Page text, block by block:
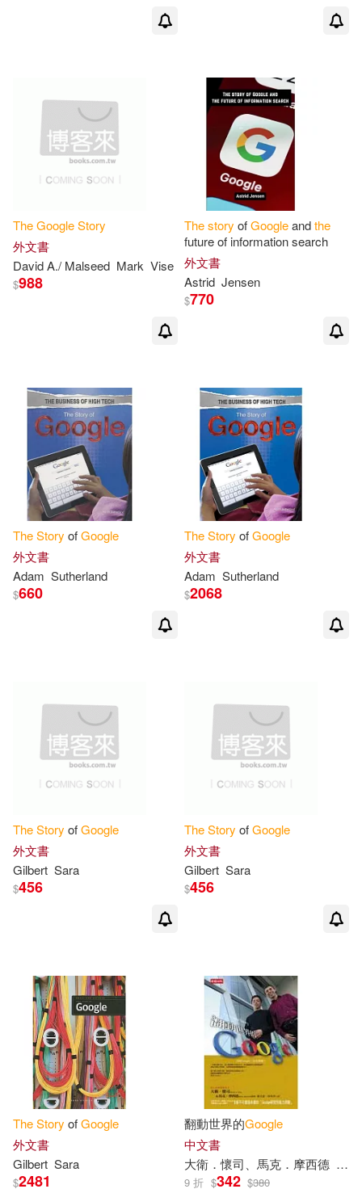
其他 (可複選)
現在可購買商品(2)
價格
範圍
TheGoogleStory
外文書
David A./ Malseed Mark Vise
$988
Thestory ofGoogleandthe
future of information search
外文書
Astrid Jensen
$770
TheStory ofGoogle
外文書
Adam Sutherland
$660
TheStory ofGoogle
外文書
Adam Sutherland
$2068
TheStory ofGoogle
外文書
Gilbert Sara
$456
TheStory ofGoogle
外文書
Gilbert Sara
$456
TheStory ofGoogle
外文書
Gilbert Sara
$2481
翻動世界的Google
中文書
大衛．懷司、馬克．摩西德 蕭
9 折 $342 $380